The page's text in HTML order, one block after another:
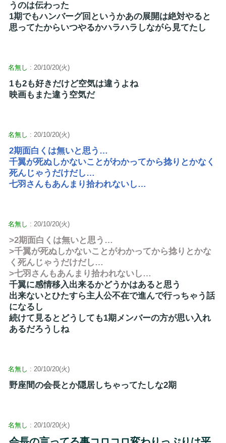
うのは伝わった
1期でもハンバーグ回というかあの展開は絶対やると
思ってたからいつやるかハラハラしながら見てたし
名無し : 20/10/20(火)
1も2も好きだけど空気は違うよね
映画もまた違う空気だ
名無し : 20/10/20(火)
2期面白くは無いと思う…
千翼が死ぬしかないことがわかってから捻りとかなく
死んじゃうだけだし…
七羽さんもあんまり拾われないし…
名無し : 20/10/20(火)
>2期面白くは無いと思う…
>千翼が死ぬしかないことがわかってから捻りとかな
く死んじゃうだけだし…
>七羽さんもあんまり拾われないし…
千翼に感情移入出来るかどうかはあると思う
出来ないとひたすら主人公不在で進んで行っちゃう話
になるし
続けて見るとどうしても1期メンバーの方が思い入れ
あるだろうしね
名無し : 20/10/20(火)
野座間の会長とか隠居しちゃってたしな2期
名無し : 20/10/20(火)